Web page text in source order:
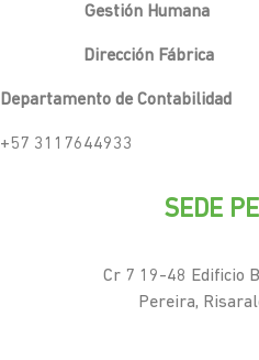
Gestión Humana+57
Dirección Fábrica
Departamento de Contabilidad
+57 3117644933
SEDE
Cr 7 19-48 Edificio
Pereira,